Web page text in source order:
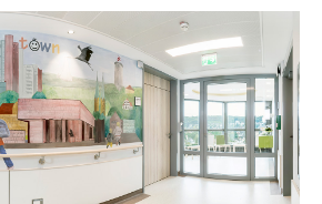
password?